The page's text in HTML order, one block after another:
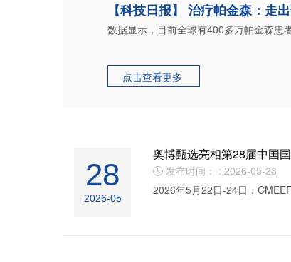
【科技日报】 治疗帕金森：走
数据显示，目前全球有400多万帕金森患
点击查看更多
28
2026-05
奥博甄选亮相第28届中国
发布时间： : 2026-05-28
2026年5月22日-24日，